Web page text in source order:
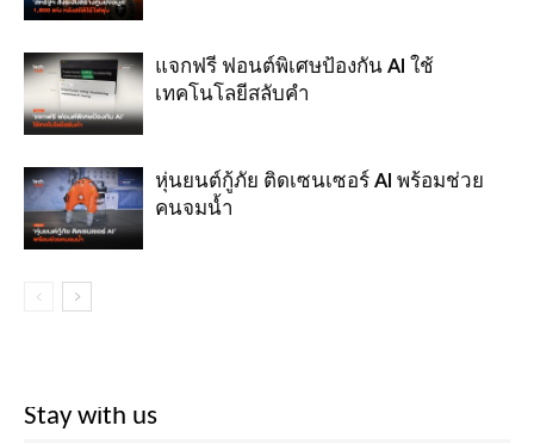
แจกฟรี ฟอนต์พิเศษป้องกัน AI ใช้
เทคโนโลยีสลับคำ
หุ่นยนต์กู้ภัย ติดเซนเซอร์ AI พร้อมช่วย
คนจมน้ำ
Stay with us